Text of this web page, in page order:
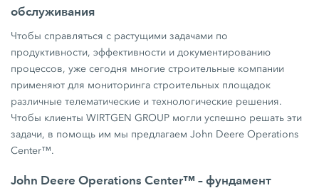
обслуживания
Чтобы справляться с растущими задачами по
продуктивности, эффективности и документированию
процессов, уже сегодня многие строительные компании
применяют для мониторинга строительных площадок
различные телематические и технологические решения.
Чтобы клиенты WIRTGEN GROUP могли успешно решать эти
задачи, в помощь им мы предлагаем John Deere Operations
Center™.
John Deere Operations Center™ – фундамент